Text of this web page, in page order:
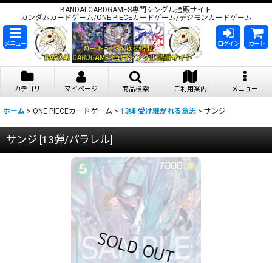
BANDAI CARDGAMES専門シングル通販サイト
ガンダムカードゲーム/ONE PIECEカードゲーム/デジモンカードゲーム
メニュー ログイン カート
カテゴリ マイページ 商品検索 ご利用案内 メニュー
ホーム > ONE PIECEカードゲーム > 13弾 受け継がれる意志 > サンジ
サンジ [13弾/パラレル]